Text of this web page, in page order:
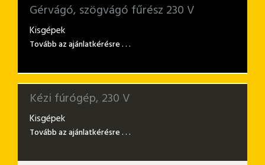
Gérvágó, szögvágó fűrész 230 V
Kisgépek
Tovább az ajánlatkérésre . . .
Kézi fúrógép, 230 V
Kisgépek
Tovább az ajánlatkérésre . . .